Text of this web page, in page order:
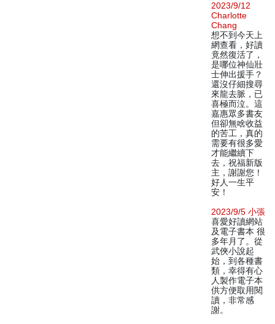
2023/9/12
Charlotte
Chang
想不到今天上
網查看，好讀
竟然復活了，
是哪位神仙壯
士伸出援手？
還沒仔細搜尋
來龍去脈，已
喜極而泣。這
嘉惠眾多書友
但卻無啥收益
的苦工，真的
需要有很多愛
才能繼續下
去，祝福新版
主，謝謝您！
好人一生平
安！
2023/9/5 小張
喜愛好讀網站
及電子書本 很
多年月了。從
武俠小說起
始，到各種書
類，幸得有心
人製作電子本
供方便取用閱
讀，非常感
謝。